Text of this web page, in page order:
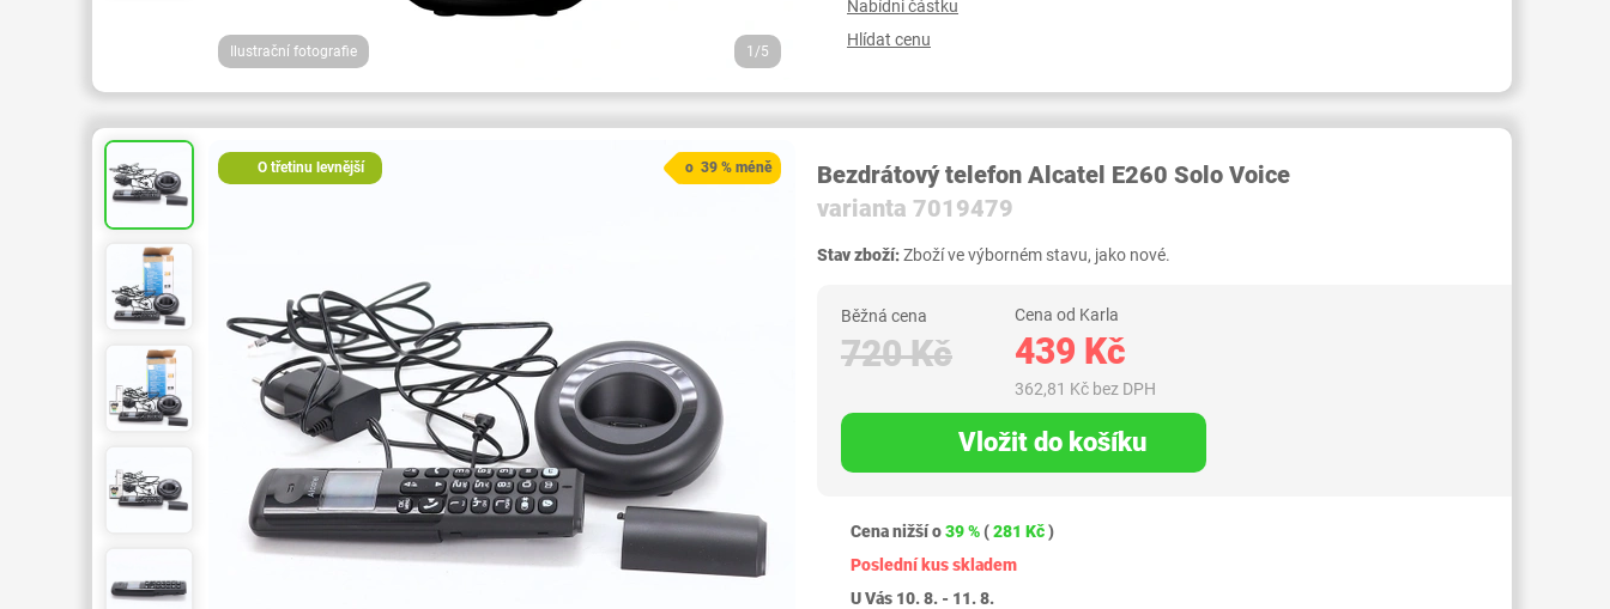
Ilustrační fotografie 1/5
Nabídni částku
Hlídat cenu
O třetinu levnější o 39 % méně
Bezdrátový telefon Alcatel E260 Solo Voice
varianta 7019479
Stav zboží:Zboží ve výborném stavu, jako nové.
Běžná cena
720 Kč
Cena od Karla
439 Kč
362,81 Kč bez DPH
Vložit do košíku
Cena nižší o39 % (281 Kč)
Poslední kus skladem
U Vás 10. 8. - 11. 8.